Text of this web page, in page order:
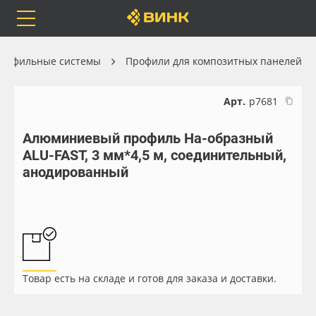
Каталог
Orafol
Оплата
Весь каталог
Рулонные материалы
Чернила
системы Профили для композитных панелей
Арт. р7681
Алюминиевый профиль Нa-образный
ALU-FAST, 3 мм*4,5 м, соединительный,
анодированный
Товар есть на складе и готов для заказа и доставки.